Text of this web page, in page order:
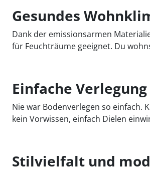
Gesundes
Dank der emissionsarmen
für Feuchträume geeignet. Du
Einfache
Nie war Bodenverlegen so einfach.
kein Vorwissen, einfach Dielen
Stilvielfalt und